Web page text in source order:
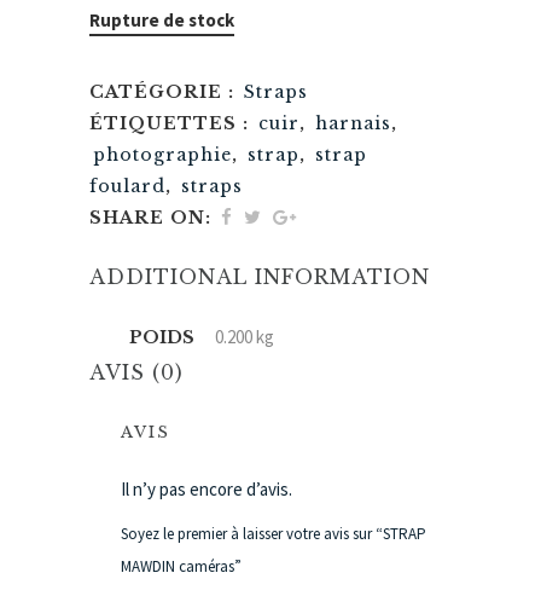
Rupture de stock
CATÉGORIE : Straps
ÉTIQUETTES :
cuir, harnais,
photographie, strap, strap
foulard, straps
SHARE ON:
ADDITIONAL INFORMATION
POIDS 0.200 kg
AVIS (0)
AVIS
Il n’y pas encore d’avis.
Soyez le premier à laisser votre avis sur “STRAP
MAWDIN caméras”